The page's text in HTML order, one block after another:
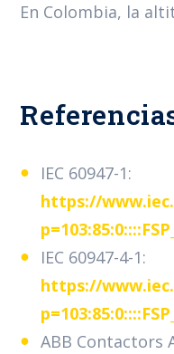
En Colombia, la
IEC 60947-1:
https://
IEC 60947-4-1:
https://
ABB Contactors